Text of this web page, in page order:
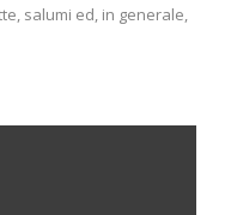
salumi ed, in generale,